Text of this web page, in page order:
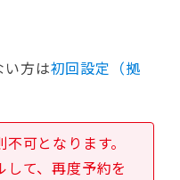
方は初回設定（拠
可となります。
て、再度予約を